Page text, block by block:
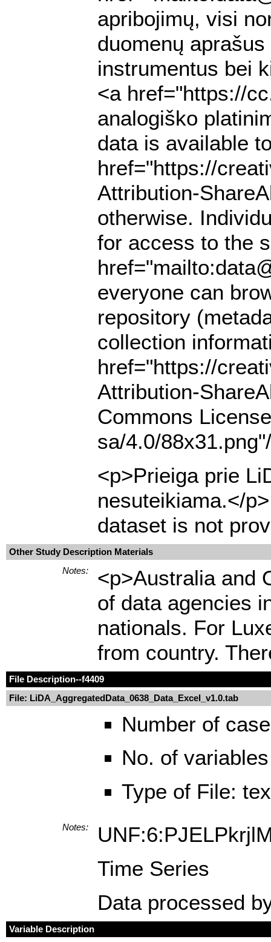
apribojimų, visi
duomenų
instrumentus bei
<a href="https://
analogiško
data is available
href="https://
Attribution-
otherwise.
for access to the
everyone can
repository
collection
href="https://
Attribution-
Commons
sa/4.0/
<p>Prieiga prie
nesuteikiama.</
dataset is not
Other Study Description Materials
Notes:
<p>Australia and
of data agencies
nationals. For
from country.
File Description--f4409
File: LiDA_AggregatedData_0638_Data_Excel_v1.0.tab
Number of
No. of
Type of File:
Notes:
Time Series
Data processed
Variable Description